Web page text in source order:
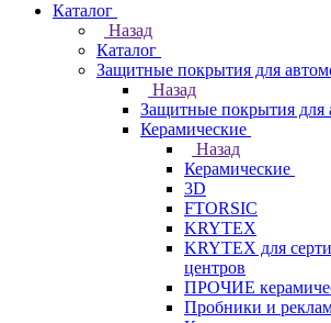
Каталог
Назад
Каталог
Защитные покрытия для
Назад
Защитные покрытия для
Керамические
Назад
Керамические
3D
FTORSIC
KRYTEX
KRYTEX для
центров
ПРОЧИЕ
Пробники и